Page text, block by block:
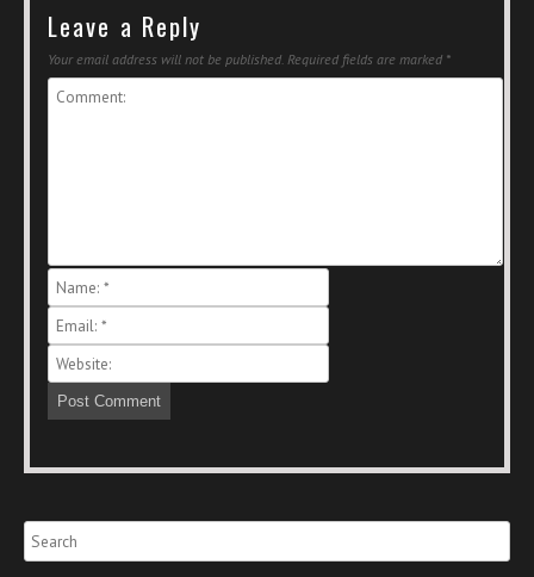
Leave a Reply
Your email address will not be published. Required fields are marked *
Search